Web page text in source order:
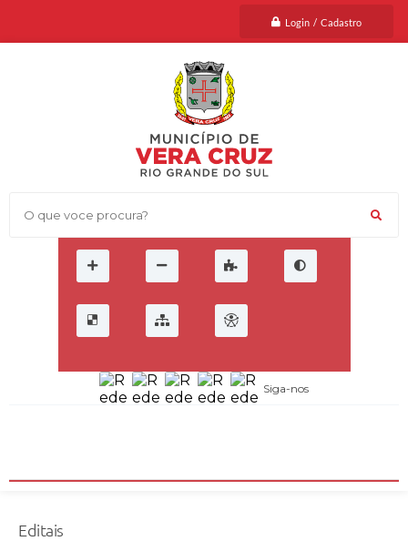
Login / Cadastro
O que voce procura?
Siga-nos
Editais